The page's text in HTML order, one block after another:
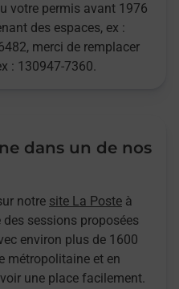
votre permis avant 1976
des espaces, ex :
merci de remplacer
: 130947-7360.
dans un de nos
notre site La Poste à
sessions proposées
environ plus de 1600
métropolitaine et en
une place facilement.